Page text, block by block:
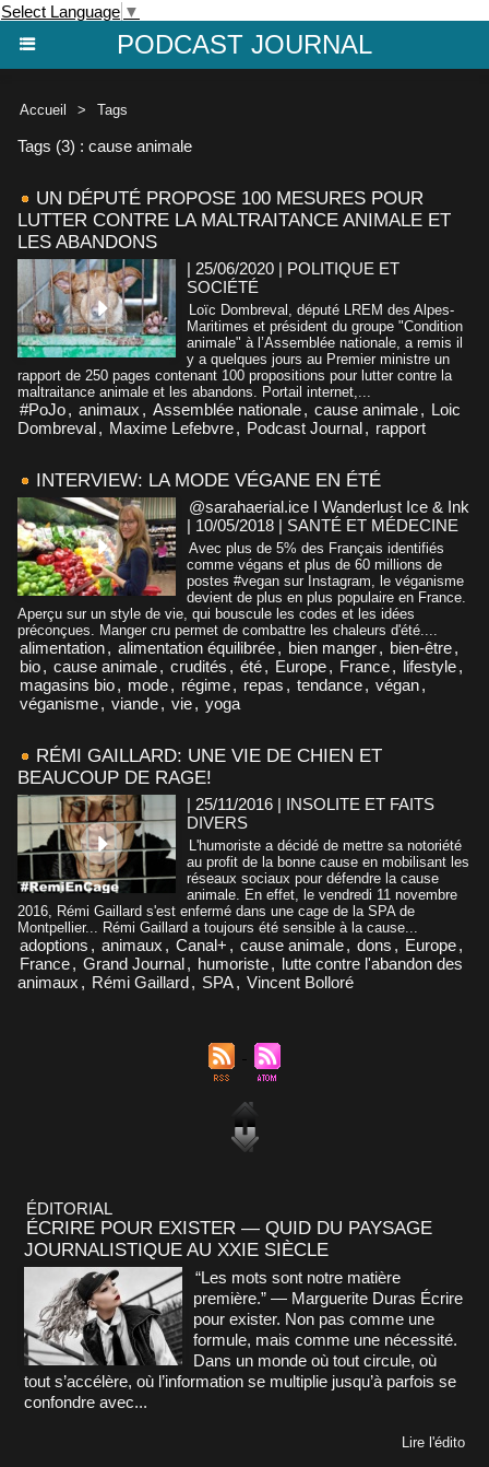
Select Language ▼
PODCAST JOURNAL
Accueil > Tags
Tags (3) : cause animale
UN DÉPUTÉ PROPOSE 100 MESURES POUR
LUTTER CONTRE LA MALTRAITANCE ANIMALE ET
LES ABANDONS
| 25/06/2020 | POLITIQUE ET
SOCIÉTÉ
Loïc Dombreval, député LREM des Alpes-
Maritimes et président du groupe "Condition
animale" à l’Assemblée nationale, a remis il
y a quelques jours au Premier ministre un
rapport de 250 pages contenant 100 propositions pour lutter contre la
maltraitance animale et les abandons. Portail internet,...
#PoJo, animaux , Assemblée nationale, cause animale, Loic
Dombreval, Maxime Lefebvre, Podcast Journal, rapport
INTERVIEW: LA MODE VÉGANE EN ÉTÉ
@sarahaerial.ice I Wanderlust Ice & Ink
| 10/05/2018 | SANTÉ ET MÉDECINE
Avec plus de 5% des Français identifiés
comme végans et plus de 60 millions de
postes #vegan sur Instagram, le véganisme
devient de plus en plus populaire en France.
Aperçu sur un style de vie, qui bouscule les codes et les idées
préconçues. Manger cru permet de combattre les chaleurs d'été....
alimentation, alimentation équilibrée, bien manger, bien-être,
bio, cause animale, crudités , été, Europe, France, lifestyle,
magasins bio, mode, régime, repas , tendance, végan,
véganisme, viande, vie, yoga
RÉMI GAILLARD: UNE VIE DE CHIEN ET
BEAUCOUP DE RAGE!
| 25/11/2016 | INSOLITE ET FAITS
DIVERS
L'humoriste a décidé de mettre sa notoriété
au profit de la bonne cause en mobilisant les
réseaux sociaux pour défendre la cause
animale. En effet, le vendredi 11 novembre
2016, Rémi Gaillard s'est enfermé dans une cage de la SPA de
Montpellier... Rémi Gaillard a toujours été sensible à la cause...
adoptions , animaux , Canal+ , cause animale, dons , Europe,
France, Grand Journal, humoriste, lutte contre l'abandon des
animaux , Rémi Gaillard, SPA, Vincent Bolloré
ÉDITORIAL
ÉCRIRE POUR EXISTER — QUID DU PAYSAGE
JOURNALISTIQUE AU XXIE SIÈCLE
“Les mots sont notre matière
première.” — Marguerite Duras Écrire
pour exister. Non pas comme une
formule, mais comme une nécessité.
Dans un monde où tout circule, où
tout s’accélère, où l’information se multiplie jusqu’à parfois se
confondre avec...
Lire l'édito